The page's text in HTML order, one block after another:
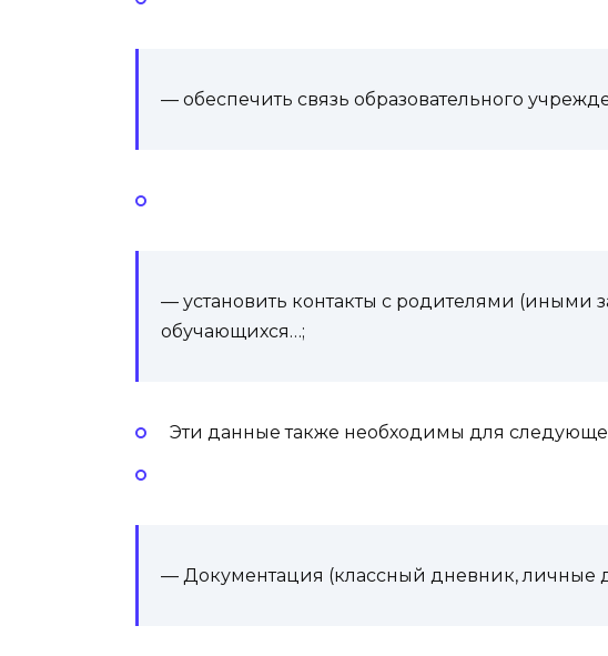
— обеспечить связь образовательного
— установить контакты с родителями (иными
обучающихся…;
Эти данные также необходимы для
— Документация (классный дневник, личные